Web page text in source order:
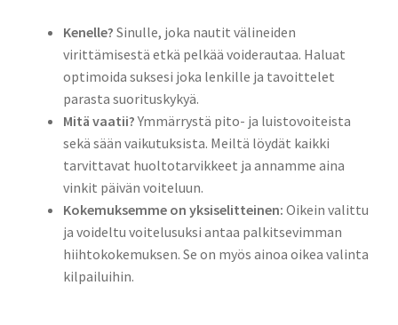
Kenelle? Sinulle, joka nautit välineiden
virittämisestä etkä pelkää voiderautaa. Haluat
optimoida suksesi joka lenkille ja tavoittelet
parasta suorituskykyä.
Mitä vaatii?Ymmärrystä pito- ja luistovoiteista
sekä sään vaikutuksista. Meiltä löydät kaikki
tarvittavat huoltotarvikkeet ja annamme aina
vinkit päivän voiteluun.
Kokemuksemme on yksiselitteinen: Oikein valittu
ja voideltu voitelusuksi antaa palkitsevimman
hiihtokokemuksen. Se on myös ainoa oikea valinta
kilpailuihin.